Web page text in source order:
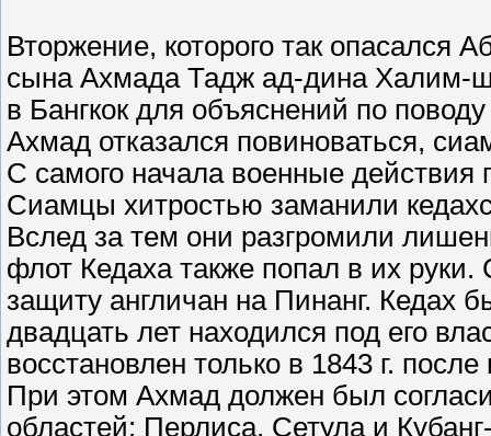
Вторжение, которого так опасался
сына Ахмада Тадж ад-дина Халим-
в Бангкок для объяснений по
Ахмад отказался повиноваться,
С самого начала военные действия
Сиамцы хитростью заманили
Вслед за тем они разгромили
флот Кедаха также попал в их
защиту англичан на Пинанг. Кедах
двадцать лет находился под его
восстановлен только в 1843 г.
При этом Ахмад должен был
областей: Перлиса, Сетула и